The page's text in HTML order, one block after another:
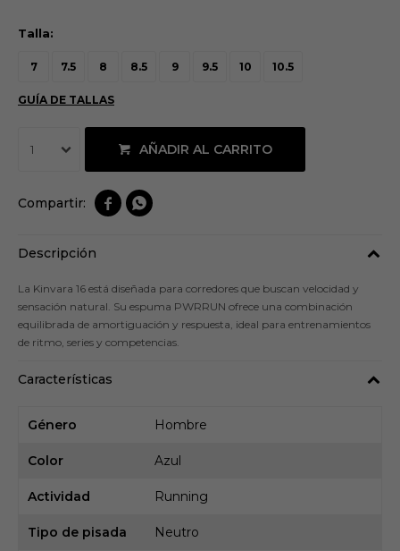
Talla:
7 7.5 8 8.5 9 9.5 10 10.5
GUÍA DE TALLAS
1 AÑADIR AL CARRITO
 
Descripción
La Kinvara 16 está diseñada para corredores que buscan velocidad y
sensación natural. Su espuma PWRRUN ofrece una combinación
equilibrada de amortiguación y respuesta, ideal para entrenamientos
de ritmo, series y competencias.
Características
Género Hombre
Color Azul
Actividad Running
Tipo de pisada Neutro